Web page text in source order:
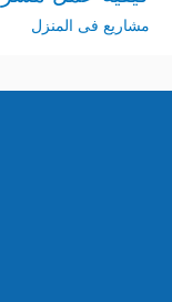
مشاريع فى المنزل